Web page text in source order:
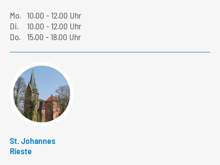
Mo. 10.00 - 12.00 Uhr
Di.
10.00 - 12.00 Uhr
Do.
15.00 - 18.00 Uhr
St. Johannes
Rieste